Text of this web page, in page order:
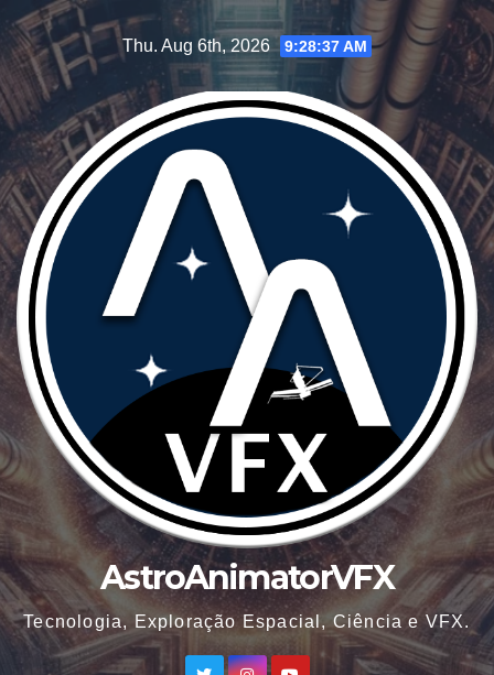
Skip
to
content
Thu. Aug 6th, 2026 9:28:38 AM
AstroAnimatorVFX
Tecnologia, Exploração Espacial, Ciência e VFX.